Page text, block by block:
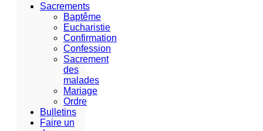
Sacrements
Baptême
Eucharistie
Confirmation
Confession
Sacrement
des
malades
Mariage
Ordre
Bulletins
Faire un